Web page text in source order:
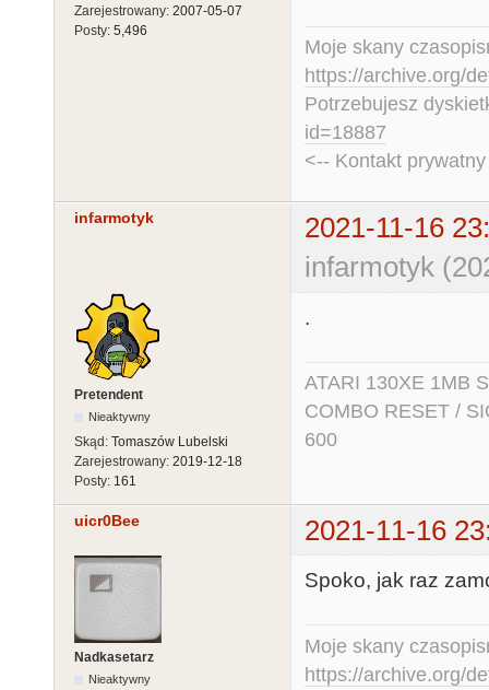
Zarejestrowany: 2007-05-07
Posty: 5,496
Moje skany
https://archive.org/
Potrzebujesz
id=18887
<-- Kontakt
infarmotyk
2021-11-16
infarmotyk
Pretendent
Nieaktywny
Skąd: Tomaszów Lubelski
Zarejestrowany: 2019-12-18
Posty: 161
.
ATARI 130XE 1MB
COMBO RESET /
600
uicr0Bee 2021-11-16
Nadkasetarz
Nieaktywny
Spoko, jak raz
Moje skany
https://archive.org/